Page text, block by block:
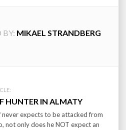
BY: MIKAEL STRANDBERG
HUNTER IN ALMATY
never expects to be attacked from
not only does he NOT expect an